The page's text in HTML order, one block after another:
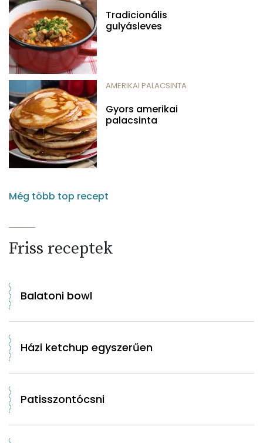
Tradicionális
gulyásleves
AMERIKAI PALACSINTA
Gyors amerikai
palacsinta
Még több top recept
Friss receptek
Balatoni bowl
Házi ketchup egyszerűen
Patisszontócsni